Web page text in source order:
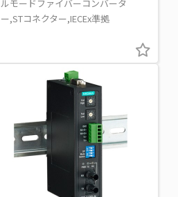
ルモードファイバーコンバータ
ー,STコネクター,IECEx準拠